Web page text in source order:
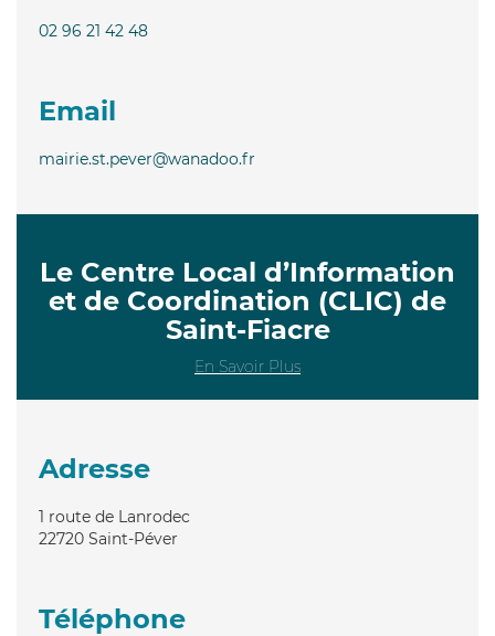
02 96 21 42 48
Email
mairie.st.pever@wanadoo.fr
Le Centre Local d’Information
et de Coordination (CLIC) de
Saint-Fiacre
En Savoir Plus
Adresse
1 route de Lanrodec
22720 Saint-Péver
Téléphone